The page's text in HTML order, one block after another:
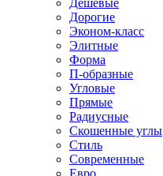
Дешевые
Дорогие
Эконом-класс
Элитные
Форма
П-образные
Угловые
Прямые
Радиусные
Скошенные углы
Стиль
Современные
Евро